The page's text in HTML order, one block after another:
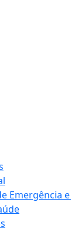
Emergência